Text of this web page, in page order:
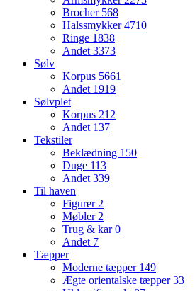
Brocher 568
Halssmykker4710
Ringe 1838
Andet 3373
Sølv
Korpus 5661
Andet 1919
Sølvplet
Korpus 212
Andet 137
Tekstiler
Beklædning 150
Duge 113
Andet 339
Til haven
Figurer 2
Møbler 2
Trug & kar0
Andet 7
Tæpper
Moderne tæpper 149
Ægte orientalske tæpper33